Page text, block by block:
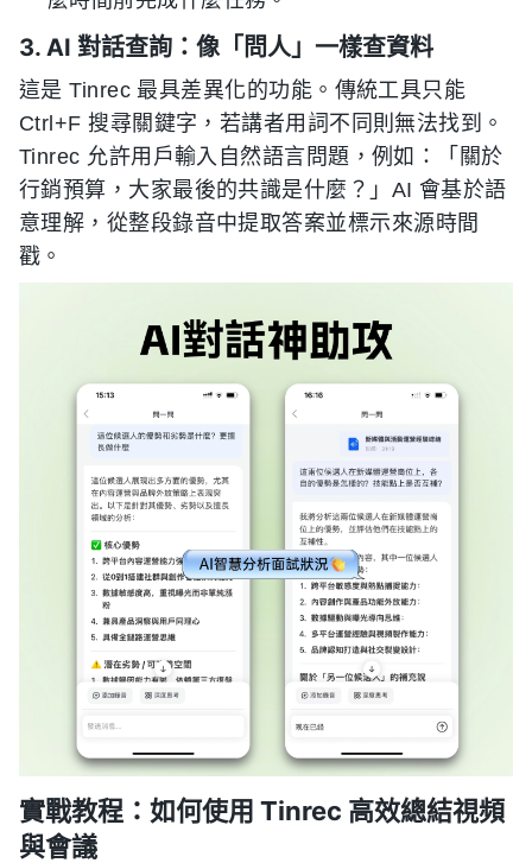
3. AI 對話查詢：像「問人」一樣查資料
這是 Tinrec 最具差異化的功能。傳統工具只能
Ctrl+F 搜尋關鍵字，若講者用詞不同則無法找到。
Tinrec 允許用戶輸入自然語言問題，例如：「關於
行銷預算，大家最後的共識是什麼？」AI 會基於語
意理解，從整段錄音中提取答案並標示來源時間
戳。
實戰教程：如何使用 Tinrec 高效總結視頻
與會議